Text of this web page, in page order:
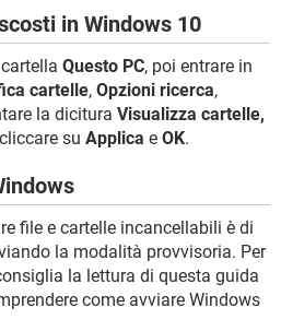
in Windows 10
Questo PC, poi entrare in
cartelle, Opzioni ricerca,
la dicitura Visualizza cartelle,
su Applica e OK.
file e cartelle incancellabili è di
la modalità provvisoria. Per
la lettura di questa guida
come avviare Windows